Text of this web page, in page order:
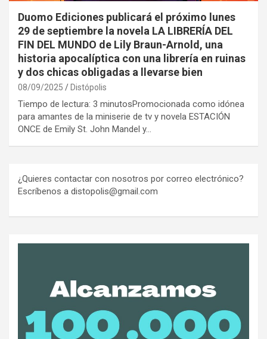
Duomo Ediciones publicará el próximo lunes
29 de septiembre la novela LA LIBRERÍA DEL
FIN DEL MUNDO de Lily Braun-Arnold, una
historia apocalíptica con una librería en ruinas
y dos chicas obligadas a llevarse bien
08/09/2025 Distópolis
Tiempo de lectura: 3 minutosPromocionada como idónea
para amantes de la miniserie de tv y novela ESTACIÓN
ONCE de Emily St. John Mandel y…
¿Quieres contactar con nosotros por correo electrónico?
Escríbenos a distopolis@gmail.com